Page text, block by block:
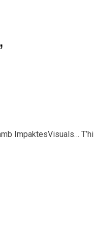
ImpaktesVisuals… T’hi